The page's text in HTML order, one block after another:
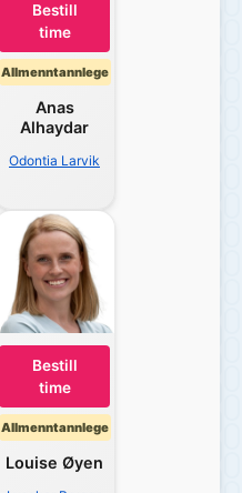
Bestill
time
Allmenntannlege
Anas
Alhaydar
Odontia Larvik
Bestill
time
Allmenntannlege
Louise Øyen